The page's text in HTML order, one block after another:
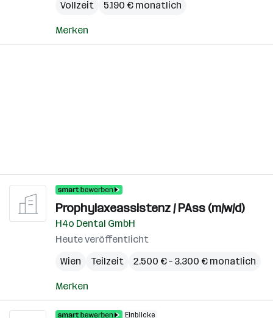
Vollzeit 5.190 € monatlich
Merken
Prophylaxeassistenz / PAss (m/w/d)
H4o Dental GmbH
Heute veröffentlicht
Wien
Teilzeit 2.500 € – 3.300 € monatlich
Merken
Einblicke